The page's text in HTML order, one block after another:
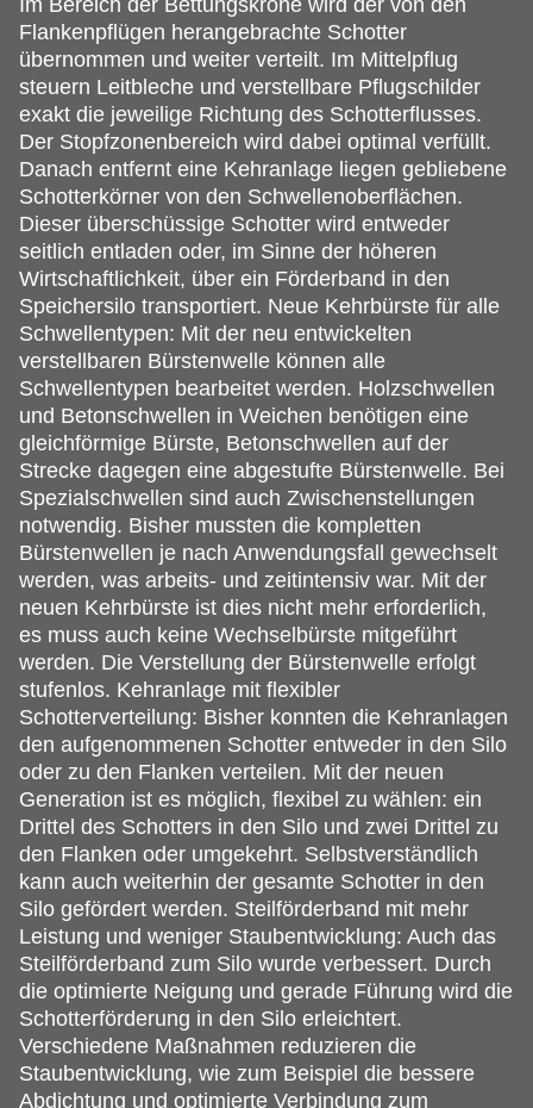
Flankenpflügen herangebrachte Schotter
übernommen und weiter verteilt. Im Mittelpflug
steuern Leitbleche und verstellbare Pflugschilder
exakt die jeweilige Richtung des Schotterflusses.
Der Stopfzonenbereich wird dabei optimal verfüllt.
Danach entfernt eine Kehranlage liegen gebliebene
Schotterkörner von den Schwellenoberflächen.
Dieser überschüssige Schotter wird entweder
seitlich entladen oder, im Sinne der höheren
Wirtschaftlichkeit, über ein Förderband in den
Speichersilo transportiert. Neue Kehrbürste für alle
Schwellentypen: Mit der neu entwickelten
verstellbaren Bürstenwelle können alle
Schwellentypen bearbeitet werden. Holzschwellen
und Betonschwellen in Weichen benötigen eine
gleichförmige Bürste, Betonschwellen auf der
Strecke dagegen eine abgestufte Bürstenwelle. Bei
Spezialschwellen sind auch Zwischenstellungen
notwendig. Bisher mussten die kompletten
Bürstenwellen je nach Anwendungsfall gewechselt
werden, was arbeits- und zeitintensiv war. Mit der
neuen Kehrbürste ist dies nicht mehr erforderlich,
es muss auch keine Wechselbürste mitgeführt
werden. Die Verstellung der Bürstenwelle erfolgt
stufenlos. Kehranlage mit flexibler
Schotterverteilung: Bisher konnten die Kehranlagen
den aufgenommenen Schotter entweder in den Silo
oder zu den Flanken verteilen. Mit der neuen
Generation ist es möglich, flexibel zu wählen: ein
Drittel des Schotters in den Silo und zwei Drittel zu
den Flanken oder umgekehrt. Selbstverständlich
kann auch weiterhin der gesamte Schotter in den
Silo gefördert werden. Steilförderband mit mehr
Leistung und weniger Staubentwicklung: Auch das
Steilförderband zum Silo wurde verbessert. Durch
die optimierte Neigung und gerade Führung wird die
Schotterförderung in den Silo erleichtert.
Verschiedene Maßnahmen reduzieren die
Staubentwicklung, wie zum Beispiel die bessere
Abdichtung und optimierte Verbindung zum